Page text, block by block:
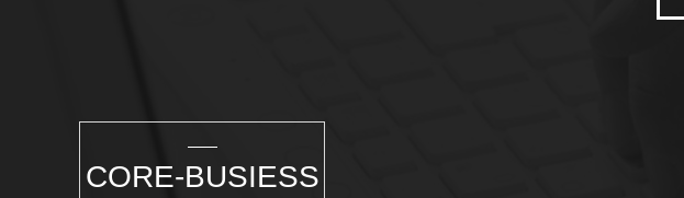
CORE-BUSIESS